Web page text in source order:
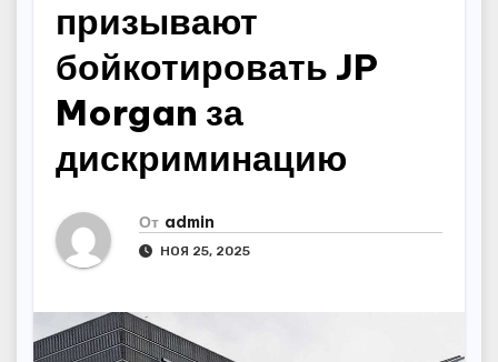
призывают
бойкотировать JP
Morgan за
дискриминацию
От admin
НОЯ 25, 2025